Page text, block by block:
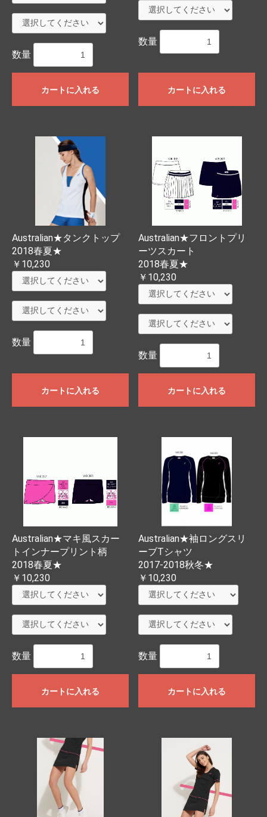
数量
カートに入れる
数量
カートに入れる
Australian★タンクトップ
2018春夏★
￥10,230
数量
カートに入れる
Australian★フロントプリ
ーツスカート
2018春夏★
￥10,230
数量
カートに入れる
Australian★マキ風スカー
トインナープリント柄
2018春夏★
￥10,230
数量
カートに入れる
Australian★袖ロングスリ
ーブTシャツ
2017-2018秋冬★
￥10,230
数量
カートに入れる
お買い物を続ける カートへ進む